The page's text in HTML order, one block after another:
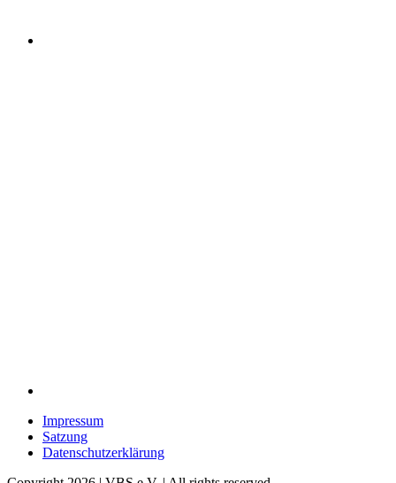
Impressum
Satzung
Datenschutzerklärung